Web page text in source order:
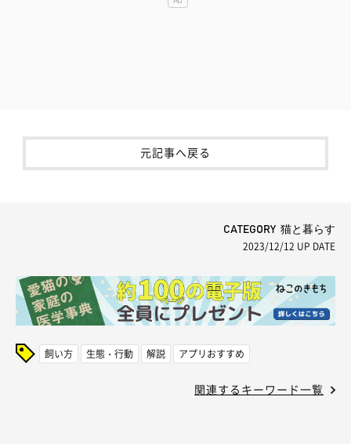
元記事へ戻る
CATEGORY 猫と暮らす
2023/12/12 UP DATE
飼い方 生態・行動 解説 アプリおすすめ
関連するキーワード一覧